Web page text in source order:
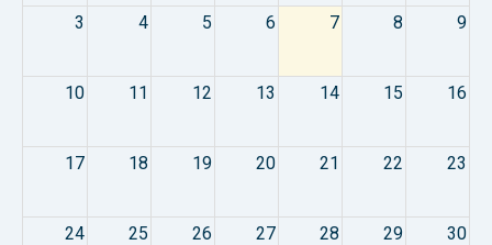
3 4 5 6 7 8 9
10 11 12 13 14 15 16
17 18 19 20 21 22 23
24 25 26 27 28 29 30